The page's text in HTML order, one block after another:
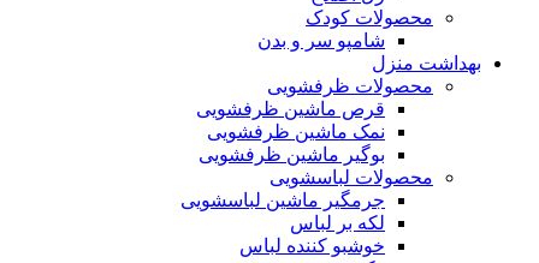
محصولات کودک
شامپو سر و بدن
بهداشت منزل
محصولات ظرفشویی
قرص ماشین ظرفشویی
نمک ماشین ظرفشویی
بوگیر ماشین ظرفشویی
محصولات لباسشویی
جرمگیر ماشین لباسشویی
لکه بر لباس
خوشبو کننده لباس